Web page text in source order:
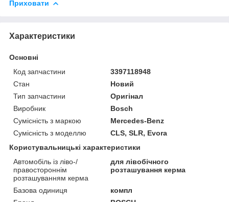
Приховати
Характеристики
Основні
Код запчастини
3397118948
Стан
Новий
Тип запчастини
Оригінал
Виробник
Bosch
Сумісність з маркою
Mercedes-Benz
Сумісність з моделлю
CLS, SLR, Evora
Користувальницькі характеристики
Автомобіль із ліво-/
правостороннім
розташуванням керма
для лівобічного
розташування керма
Базова одиниця
компл